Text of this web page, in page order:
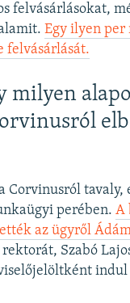
felvásárlásokat,
Egy ilyen per
felvásárlását.
milyen
Corvinusról tavaly,
perében.A
az ügyről
Szabó
indul